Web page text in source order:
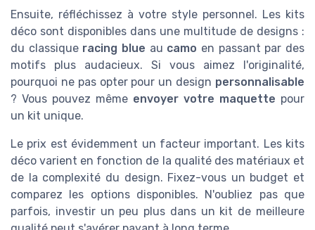
Ensuite, réfléchissez à votre style personnel. Les kits
déco sont disponibles dans une multitude de designs :
du classique racing blue au camo en passant par des
motifs plus audacieux. Si vous aimez l'originalité,
pourquoi ne pas opter pour un design personnalisable
? Vous pouvez même envoyer votre maquette pour
un kit unique.
Le prix est évidemment un facteur important. Les kits
déco varient en fonction de la qualité des matériaux et
de la complexité du design. Fixez-vous un budget et
comparez les options disponibles. N'oubliez pas que
parfois, investir un peu plus dans un kit de meilleure